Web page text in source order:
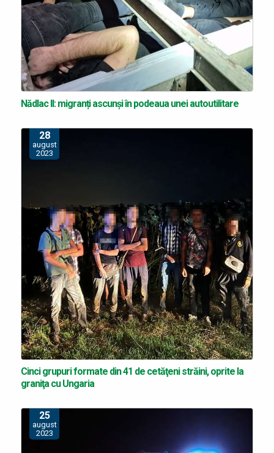
Nădlac II: migranți ascunși în podeaua unei autoutilitare
28
august
2023
Cinci grupuri formate din 41 de cetăţeni străini, oprite la
graniţa cu Ungaria
25
august
2023